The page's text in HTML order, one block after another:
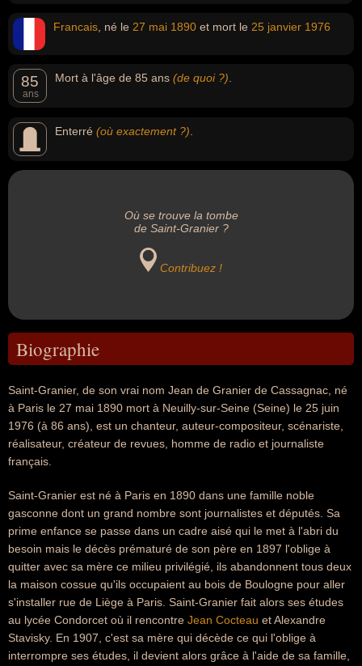
Francais , né le 27 mai 1890 et mort le 25 janvier 1976
85
ans
Mort à l'âge de 85 ans (de quoi ?)
Enterré (où exactement ?)
Où se trouve la tombe
de Saint-Granier ?
Contribuez !
Biographie
Saint-Granier, de son vrai nom Jean de Granier de Cassagnac, né
à Paris le 27 mai 1890 mort à Neuilly-sur-Seine (Seine) le 25 juin
1976 (à 86 ans), est un chanteur, auteur-compositeur, scénariste,
réalisateur, créateur de revues, homme de radio et journaliste
français.
Saint-Granier est né à Paris en 1890 dans une famille noble
gasconne dont un grand nombre sont journalistes et députés. Sa
prime enfance se passe dans un cadre aisé qui le met à l'abri du
besoin mais le décès prématuré de son père en 1897 l'oblige à
quitter avec sa mère ce milieu privilégié, ils abandonnent tous deux
la maison cossue qu'ils occupaient au bois de Boulogne pour aller
s'installer rue de Liège à Paris. Saint-Granier fait alors ses études
au lycée Condorcet où il rencontre Jean Cocteau et Alexandre
Stavisky. En 1907, c'est sa mère qui décède ce qui l'oblige à
interrompre ses études, il devient alors grâce à l'aide de sa famille,